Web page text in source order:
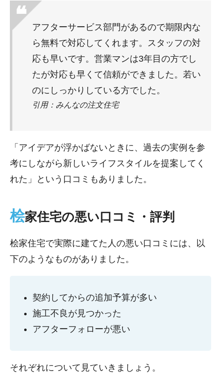
アフターサービス部門があるので期限内な
ら無料で対応してくれます。スタッフの対
応も早いです。営業マンは3年目の方でし
たが対応も早くて信頼ができました。若い
のにしっかりしている方でした。
引用：みんなの注文住宅
「アイデアが浮かばないときに、過去の実例を参
考にしながら新しいライフスタイルを提案してく
れた」という口コミもありました。
桧家住宅の悪い口コミ・評判
桧家住宅で実際に建てた人の悪い口コミには、以
下のようなものがありました。
契約してからの追加予算が多い
施工不良が見つかった
アフターフォローが悪い
それぞれについて見ていきましょう。